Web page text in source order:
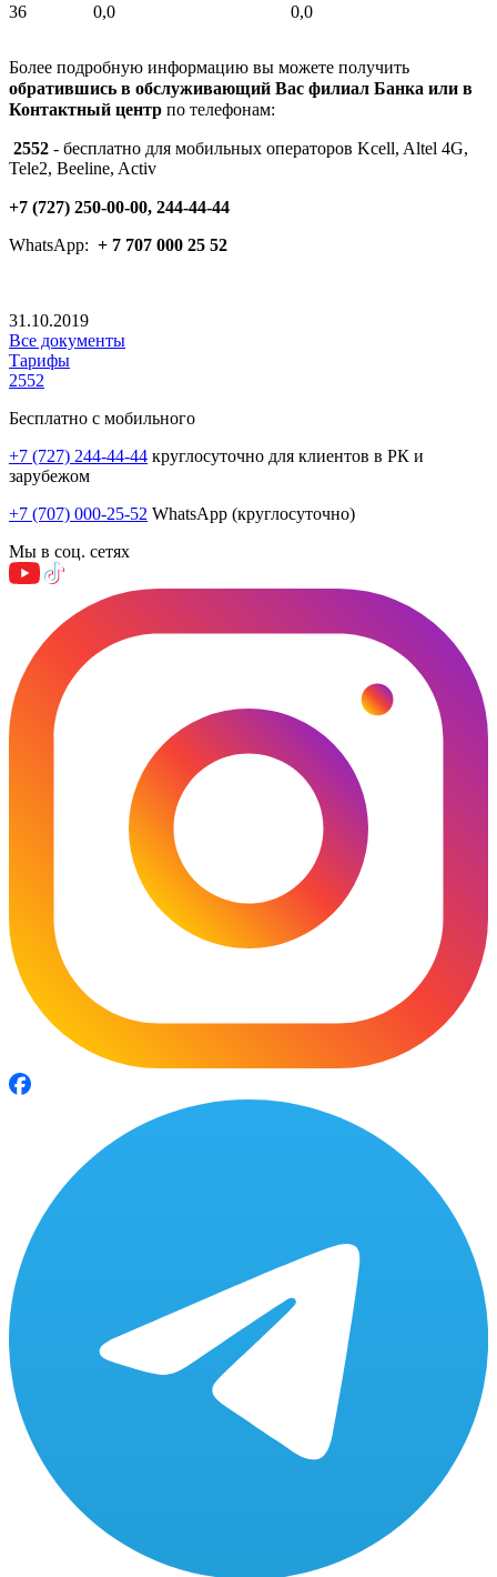
36 0,0 0,0
Более подробную информацию вы можете получить
обратившись в обслуживающий Вас филиал Банка или в
Контактный центр по телефонам:
2552 - бесплатно для мобильных операторов Kcell, Altel 4G,
Tele2, Beeline, Activ
+7 (727) 250-00-00, 244-44-44
WhatsApp: + 7 707 000 25 52
31.10.2019
Все документы
Тарифы
2552
Бесплатно с мобильного
+7 (727) 244-44-44 круглосуточно для клиентов в РК и
зарубежом
+7 (707) 000-25-52 WhatsApp (круглосуточно)
Мы в соц. сетях